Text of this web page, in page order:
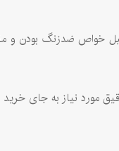
با محصولات مشابهی همچون لوله‌های استیل ۳۰۱ و ۳۱۶ مقایسه می‌شود.
و مقدار دقیق مورد نیاز